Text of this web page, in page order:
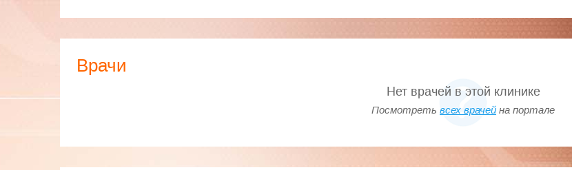
исследований в Международной системе внешней оценки качества пре- и
постаналитических этапов лабораторных исследований KIMMS (Key Incident
Лабораторная диагностика в CMD – это сочетание больших диагностических
Врачи
Нет врачей в этой клинике
Посмотреть всех врачей на портале